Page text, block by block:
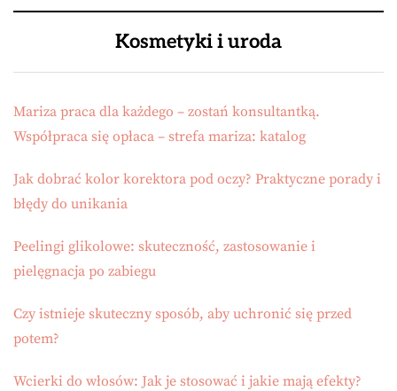
Kosmetyki i uroda
Mariza praca dla każdego – zostań konsultantką.
Współpraca się opłaca – strefa mariza: katalog
Jak dobrać kolor korektora pod oczy? Praktyczne porady i
błędy do unikania
Peelingi glikolowe: skuteczność, zastosowanie i
pielęgnacja po zabiegu
Czy istnieje skuteczny sposób, aby uchronić się przed
potem?
Wcierki do włosów: Jak je stosować i jakie mają efekty?